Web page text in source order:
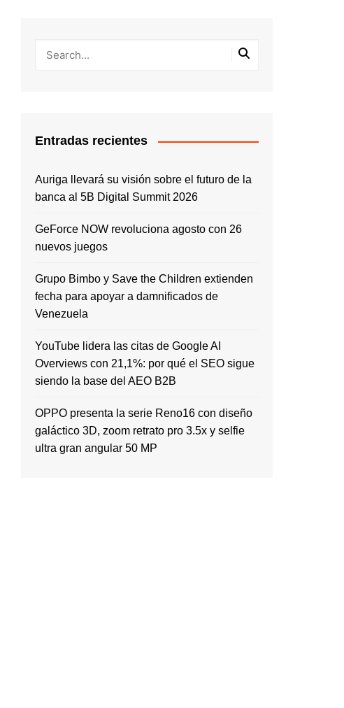
Entradas recientes
Auriga llevará su visión sobre el futuro de la
banca al 5B Digital Summit 2026
GeForce NOW revoluciona agosto con 26
nuevos juegos
Grupo Bimbo y Save the Children extienden
fecha para apoyar a damnificados de
Venezuela
YouTube lidera las citas de Google AI
Overviews con 21,1%: por qué el SEO sigue
siendo la base del AEO B2B
OPPO presenta la serie Reno16 con diseño
galáctico 3D, zoom retrato pro 3.5x y selfie
ultra gran angular 50 MP